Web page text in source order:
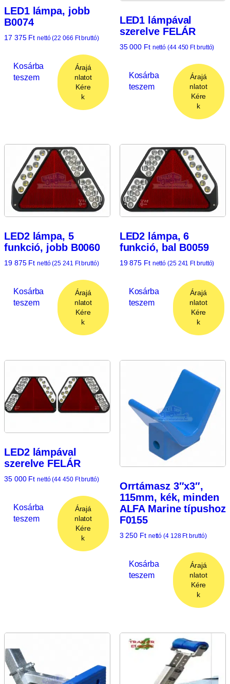
LED1 lámpa, jobb
B0074
17 375 Ft nettó (22 066 Ftbruttó)
Kosárba
teszem
Árajá
nlatot
Kére
k
LED1 lámpával
szerelve FELÁR
35 000 Ft nettó (44 450 Ftbruttó)
Kosárba
teszem
Árajá
nlatot
Kére
k
LED2 lámpa, 5
funkció, jobb B0060
19 875 Ft nettó (25 241 Ftbruttó)
Kosárba
teszem
Árajá
nlatot
Kére
k
LED2 lámpa, 6
funkció, bal B0059
19 875 Ft nettó (25 241 Ftbruttó)
Kosárba
teszem
Árajá
nlatot
Kére
k
LED2 lámpával
szerelve FELÁR
35 000 Ft nettó (44 450 Ftbruttó)
Kosárba
teszem
Árajá
nlatot
Kére
k
Orrtámasz 3″x3″,
115mm, kék, minden
ALFA Marine típushoz
F0155
3 250 Ft nettó (4 128 Ftbruttó)
Kosárba
teszem
Árajá
nlatot
Kére
k